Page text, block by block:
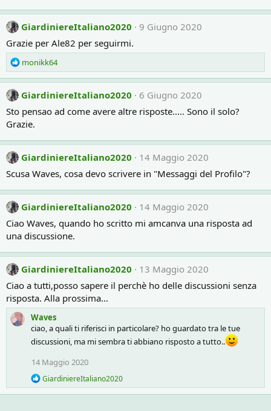
n
:
GiardiniereItaliano2020
9 Giugno 2020
Grazie per Ale82 per seguirmi.
R
e
a
c
i
o
n
s
:
monikk64
GiardiniereItaliano2020
6 Giugno 2020
Sto pensao ad come avere altre risposte..... Sono il solo?
Grazie.
GiardiniereItaliano2020
14 Maggio 2020
Scusa Waves, cosa devo scrivere in "Messaggi del Profilo"?
GiardiniereItaliano2020
14 Maggio 2020
Ciao Waves, quando ho scritto mi amcanva una risposta ad
una discussione.
GiardiniereItaliano2020
13 Maggio 2020
Ciao a tutti,posso sapere il perchè ho delle discussioni senza
risposta. Alla prossima...
Waves
ciao, a quali ti riferisci in particolare? ho guardato tra le tue
discussioni, ma mi sembra ti abbiano risposto a tutto..
14 Maggio 2020
R
e
a
GiardiniereItaliano2020